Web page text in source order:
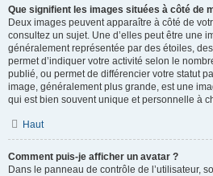
Que signifient les images situées à côté de
Deux images peuvent apparaître à côté de
consultez un sujet. Une d’elles peut être une
généralement représentée par des étoiles,
permet d’indiquer votre activité selon le
publié, ou permet de différencier votre statut
image, généralement plus grande, est une
qui est bien souvent unique et personnelle à
Haut
Comment puis-je afficher un avatar ?
Dans le panneau de contrôle de l’utilisateur,